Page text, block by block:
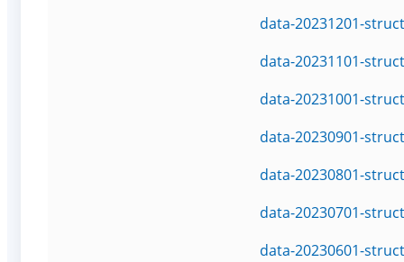
data-20231201-
data-20231101-
data-20231001-
data-20230901-
data-20230801-
data-20230701-
data-20230601-